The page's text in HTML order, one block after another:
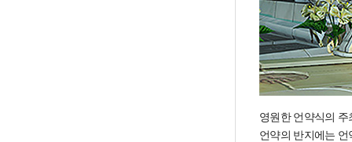
영원한 언약식의 주
언약의 반지에는